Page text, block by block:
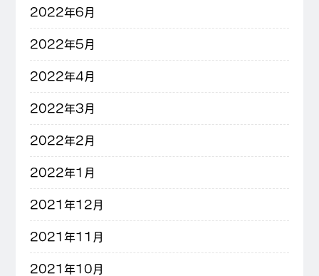
2022年6月
2022年5月
2022年4月
2022年3月
2022年2月
2022年1月
2021年12月
2021年11月
2021年10月